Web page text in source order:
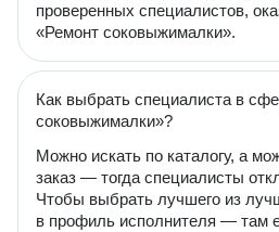
проверенных специалистов,
«Ремонт соковыжималки».
Как выбрать специалиста в
соковыжималки»?
Можно искать по каталогу, а
заказ — тогда специалисты
Чтобы выбрать лучшего из
в профиль исполнителя — там